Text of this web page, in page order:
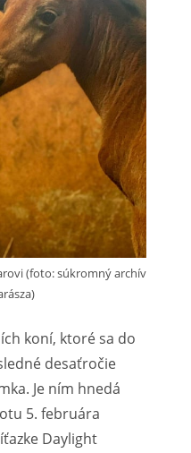
(foto: súkromný archív
koní, ktoré sa do
desaťročie
Je ním hnedá
5. februára
Daylight